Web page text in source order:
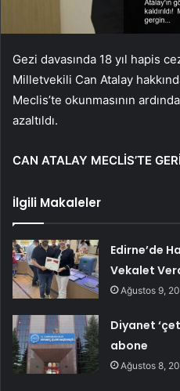
Gezi davasında 18 yıl hapis
Milletvekili Can Atalay
Meclis’te okunmasının
azaltıldı.
CAN ATALAY MECLİS’TE
İlgili Makaleler
Edirne’de
Vekalet
Ağustos 9,
Diyanet
abone
Ağustos 8,